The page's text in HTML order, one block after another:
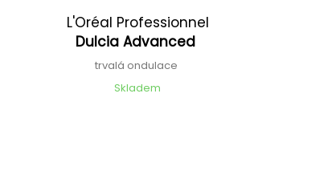
L'Oréal Professionnel
Dulcia Advanced
trvalá ondulace
Skladem